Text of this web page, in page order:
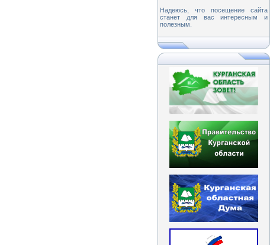
Надеюсь, что посещение сайта
станет для вас интересным и
полезным.